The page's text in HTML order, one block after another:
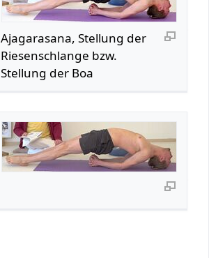
Ajagarasana, Stellung der
Riesenschlange bzw.
Stellung der Boa